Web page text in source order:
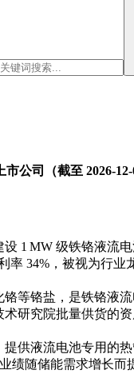
公司（截至
1 MW 级铁铬液流
率 34%，被视为行业
等铬盐，是铁铬液
研究院批量供货的
供液流电池专用的热
绩随储能需求增长而